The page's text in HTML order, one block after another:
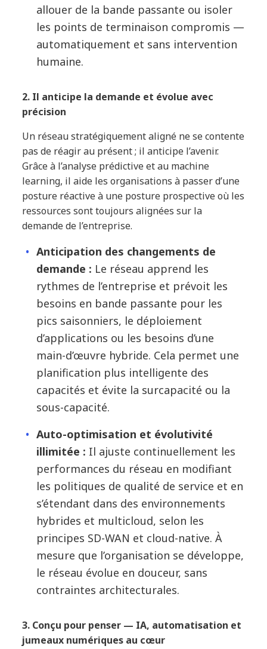
allouer de la bande passante ou isoler
les points de terminaison compromis —
automatiquement et sans intervention
humaine.
2. Il anticipe la demande et évolue avec
précision
Un réseau stratégiquement aligné ne se contente
pas de réagir au présent ; il anticipe l’avenir.
Grâce à l’analyse prédictive et au machine
learning, il aide les organisations à passer d’une
posture réactive à une posture prospective où les
ressources sont toujours alignées sur la
demande de l’entreprise.
Anticipation des changements de
demande : Le réseau apprend les
rythmes de l’entreprise et prévoit les
besoins en bande passante pour les
pics saisonniers, le déploiement
d’applications ou les besoins d’une
main-d’œuvre hybride. Cela permet une
planification plus intelligente des
capacités et évite la surcapacité ou la
sous-capacité.
Auto-optimisation et évolutivité
illimitée : Il ajuste continuellement les
performances du réseau en modifiant
les politiques de qualité de service et en
s’étendant dans des environnements
hybrides et multicloud, selon les
principes SD-WAN et cloud-native. À
mesure que l’organisation se développe,
le réseau évolue en douceur, sans
contraintes architecturales.
3. Conçu pour penser — IA, automatisation et
jumeaux numériques au cœur